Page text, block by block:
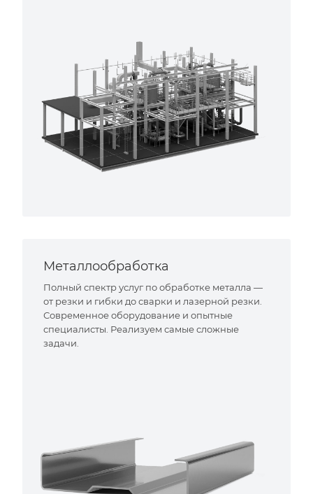
Металлообработка
Полный спектр услуг по обработке металла —
от резки и гибки до сварки и лазерной резки.
Современное оборудование и опытные
специалисты. Реализуем самые сложные
задачи.